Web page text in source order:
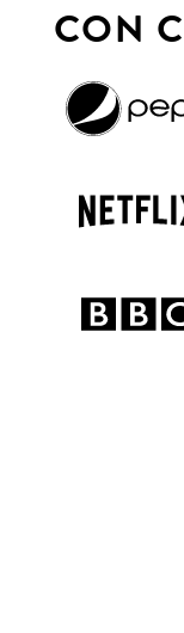
CON